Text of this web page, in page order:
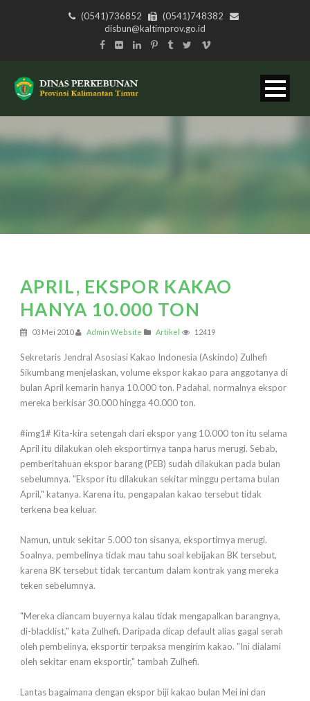
(0541)736852
(0541)748382
disbun@kaltimprov.go.id
APRIL, EKSPOR KAKAO
HANYA 10.000 TON
03 Mei 2010 Admin Website Artikel 12419
Sekretaris Jendral Asosiasi Kakao Indonesia (Askindo) Zulhefi
Sikumbang menjelaskan, volume ekspor kakao para anggotanya di
bulan April kemarin hanya 10.000 ton. Padahal, normalnya ekspor
mereka berkisar 30.000 hingga 40.000 ton.
#img1# Kita-kira setengah dari ekspor yang 10.000 ton itu selama
April itu dilakukan oleh eksportirnya tanpa harus merugi. Sebab,
pemberitahuan ekspor barang (PEB) sudah dilakukan pada bulan
sebelumnya. "Ekspor itu dilakukan sekitar minggu pertama bulan
April," katanya. Karena itu, pengapalan kakao tersebut tidak
terkena bea keluar.
Namun, untuk sekitar 5.000 ton sisanya, eksportirnya merugi.
Soalnya, pembelinya tidak mau tahu soal kebijakan BK tersebut,
karena BK tersebut tidak tercantum dalam kontrak yang mereka
teken sebelumnya.
"Mereka diancam buyernya kalau tidak mengapalkan barangnya,
di-blacklist," kata Zulhefi. Daripada dicap default alias gagal serah
oleh pembelinya, eksportir terpaksa mengirim kakao. "Ini dialami
oleh sekitar enam eksportir," tambah Zulhefi.
Lantas bagaimana dengan ekspor biji kakao bulan Mei ini dan